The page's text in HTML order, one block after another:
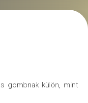
gombnak külön, mint